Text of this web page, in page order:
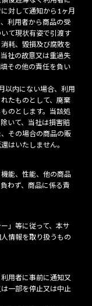
対して通知から1ヶ月
利用者から商品の受
て現状有姿で引渡す
耗、毀損及び腐敗を
社の故意又は重過失
その他の責任を負い
以内にない場合、利用
たものとして、廃棄
のとします。当該処
いて、当社は損害賠
その場合の商品の販
はいたしません。
能、性能、他の商品
わず、商品に係る責
」等に従って、本サ
情報を取り扱うもの
用者に事前に通知又
一部を停止又は中止